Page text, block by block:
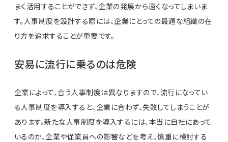
まく活用することができず、企業の発展から遠くなってしまいま
す。人事制度を設計する際には、企業にとっての最適な組織の在
り方を追求することが重要です。
安易に流行に乗るのは危険
企業によって、合う人事制度は異なりますので、流行になってい
る人事制度を導入すると、企業に合わず、失敗してしまうことが
あります。新たな人事制度を導入するには、本当に自社にあって
いるのか、企業や従業員への影響などを考え、慎重に検討する